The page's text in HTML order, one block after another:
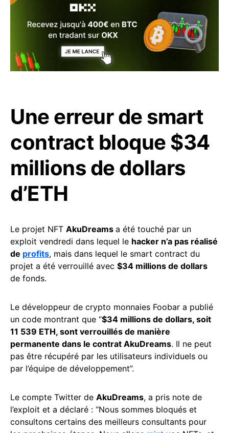
Une erreur de smart
contract bloque $34
millions de dollars
d’ETH
Le projet NFT AkuDreams a été touché par un
exploit vendredi dans lequel le hacker n’a pas réalisé
de profits, mais dans lequel le smart contract du
projet a été verrouillé avec $34 millions de dollars
de fonds.
Le développeur de crypto monnaies Foobar a publié
un code montrant que “$34 millions de dollars, soit
11 539 ETH, sont verrouillés de manière
permanente dans le contrat AkuDreams. Il ne peut
pas être récupéré par les utilisateurs individuels ou
par l’équipe de développement”.
Le compte Twitter de AkuDreams, a pris note de
l’exploit et a déclaré : “Nous sommes bloqués et
consultons certains des meilleurs consultants pour